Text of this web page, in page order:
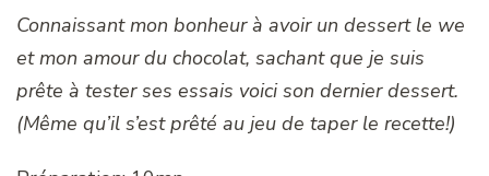
Connaissant mon bonheur à avoir un dessert le we
et mon amour du chocolat, sachant que je suis
prête à tester ses essais voici son dernier dessert.
(Même qu’il s’est prêté au jeu de taper le recette!)